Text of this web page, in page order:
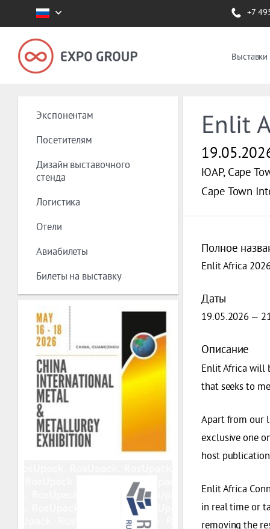
+7
Экспонентам
Посетителям
Дизайн выставочного
стенда
Логистика
Отели
Авиабилеты
Билеты на выставку
Enlit
ЮАР, Cape
Cape Town
Полное
Enlit Africa
Даты
19.05.2026 —
Описание
Enlit Africa will
that seeks to
Apart from our
exclusive one
host
Enlit Africa
in real time or
removing the